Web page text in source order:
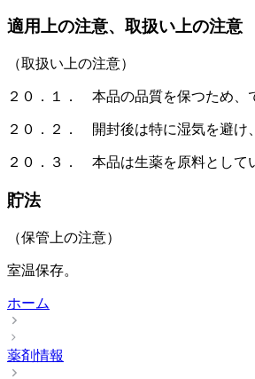
適用上の注意、取扱い上の注意
（取扱い上の注意）
２０．１． 本品の品質を保つため、
２０．２． 開封後は特に湿気を避け
２０．３． 本品は生薬を原料として
貯法
（保管上の注意）
室温保存。
ホーム
薬剤情報